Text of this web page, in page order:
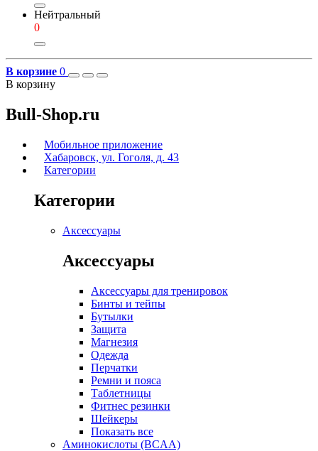
Нейтральный
0
В корзине 0
В корзину
Bull-Shop.ru
Мобильное приложение
Хабаровск, ул. Гоголя, д. 43
Категории
Категории
Аксессуары
Аксессуары
Аксессуары для тренировок
Бинты и тейпы
Бутылки
Защита
Магнезия
Одежда
Перчатки
Ремни и пояса
Таблетницы
Фитнес резинки
Шейкеры
Показать все
Аминокислоты (BCAA)